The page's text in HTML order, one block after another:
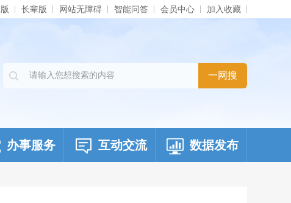
长辈版 网站无障碍 智能问答 会员中心 加入收藏
办事服务 互动交流 数据发布